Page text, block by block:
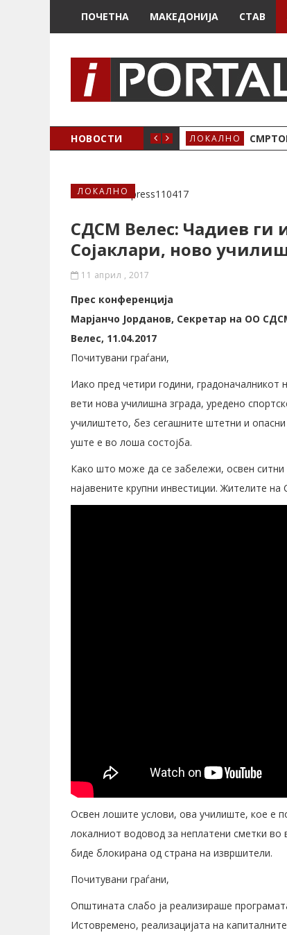
ПОЧЕТНА МАКЕДОНИЈА СТАВ
НОВОСТИ ЛОКАЛНО
ЛОКАЛНО
СДСМ Велес: Чадиев ги
Сојаклари, ново
11 април , 2017
Прес конференција
Марјанчо Јорданов, Секретар на ОО
Велес, 11.04.2017
Почитувани граѓани,
Иако пред четири години,
вети нова училишна зграда, уредено
училиштето, без сегашните штетни и
уште е во лоша состојба.
Како што може да се забележи, освен
најавените крупни инвестиции. Жителите
Освен лошите услови, ова училиште, кое е
локалниот водовод за неплатени сметки
биде блокирана од страна на извршители.
Почитувани граѓани,
Општината слабо ја реализираше
Истовремено, реализацијата на